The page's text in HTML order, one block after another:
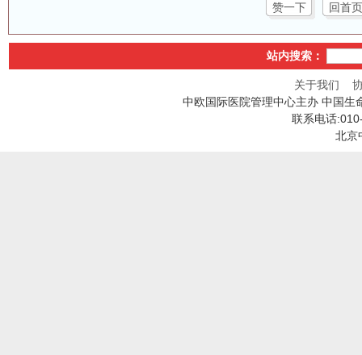
赞一下 回首页
站内搜索：
关于我们
中欧国际医院管理中心主办 中国生
联系电话
北京